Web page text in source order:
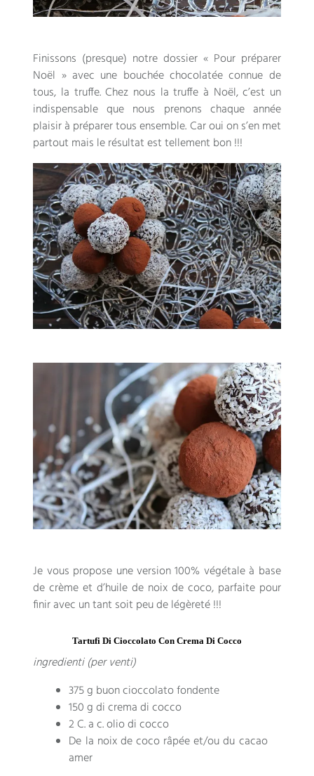
Finissons (presque) notre dossier « Pour préparer
Noël » avec une bouchée chocolatée connue de
tous, la truffe.Chez nous la truffe à Noël,c’est un
indispensable que nous prenons chaque année
plaisir à préparer tous ensemble.Car oui on s’en met
partout mais le résultat est tellement bon!!!
Je vous propose une version100% végétale à base
de crème et d’huile de noix de coco, parfaite pour
finir avec un tant soit peu de légèreté!!!
Tartufi Di Cioccolato Con Crema Di Cocco
ingredienti (per venti)
375 g buon cioccolato fondente
150 g di crema di cocco
2 C. a c. olio di cocco
De la noix de coco râpée et/ou du cacao
amer